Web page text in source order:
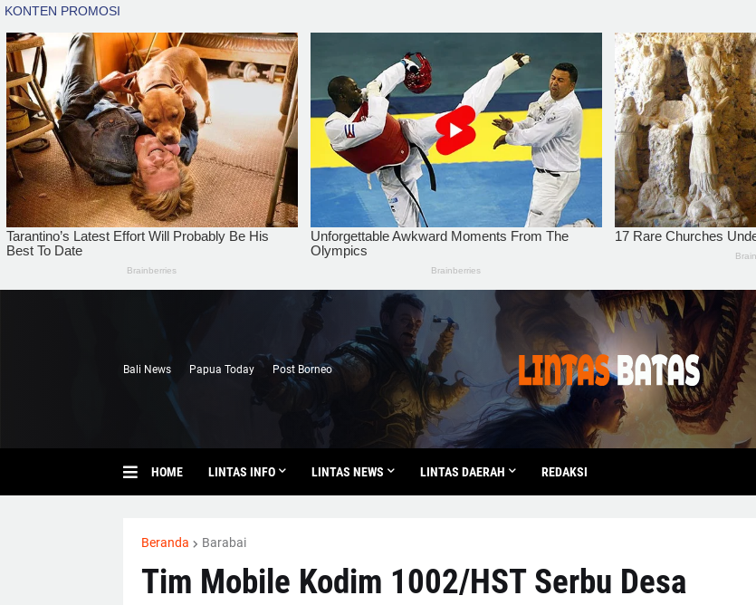
Bali News Papua Today Post Borneo
HOME LINTAS INFO LINTAS NEWS LINTAS DAERAH REDAKSI
Beranda Barabai
Tim Mobile Kodim 1002/HST Serbu Desa